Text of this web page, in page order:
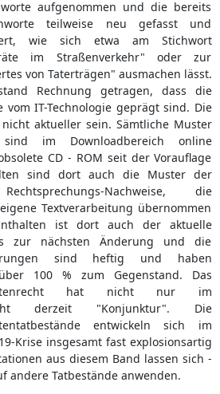
aufgenommen und die bereits
teilweise neu gefasst und
wie sich etwa am Stichwort
im Straßenverkehr" oder zur
von Taterträgen" ausmachen lässt.
Rechnung getragen, dass die
vom IT-Technologie geprägt sind. Die
aktueller sein. Sämtliche Muster
im Downloadbereich online
CD - ROM seit der Vorauflage
sind dort auch die Muster der
Nachweise, die
Textverarbeitung übernommen
ist dort auch der aktuelle
zur nächsten Änderung und die
sind heftig und haben
100 % zum Gegenstand. Das
hat nicht nur im
derzeit "Konjunktur". Die
entwickeln sich im
Krise insgesamt fast explosionsartig
aus diesem Band lassen sich -
andere Tatbestände anwenden.